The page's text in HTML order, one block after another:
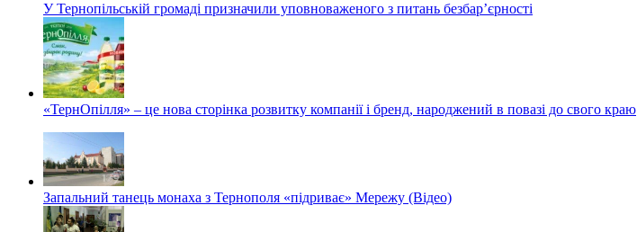
У Тернопільській громаді призначили уповноваженого з питань безбар’єрності
«ТернОпілля» – це нова сторінка розвитку компанії і бренд, народжений в повазі до свого краю
Запальний танець монаха з Тернополя «підриває» Мережу (Відео)